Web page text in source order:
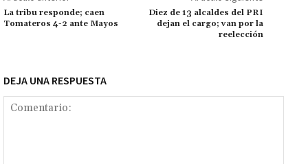
k
p
r
n
k
ar
La tribu responde; caen
Tomateros 4-2 ante Mayos
Diez de 13 alcaldes del PRI
dejan el cargo; van por la
reelección
DEJA UNA RESPUESTA